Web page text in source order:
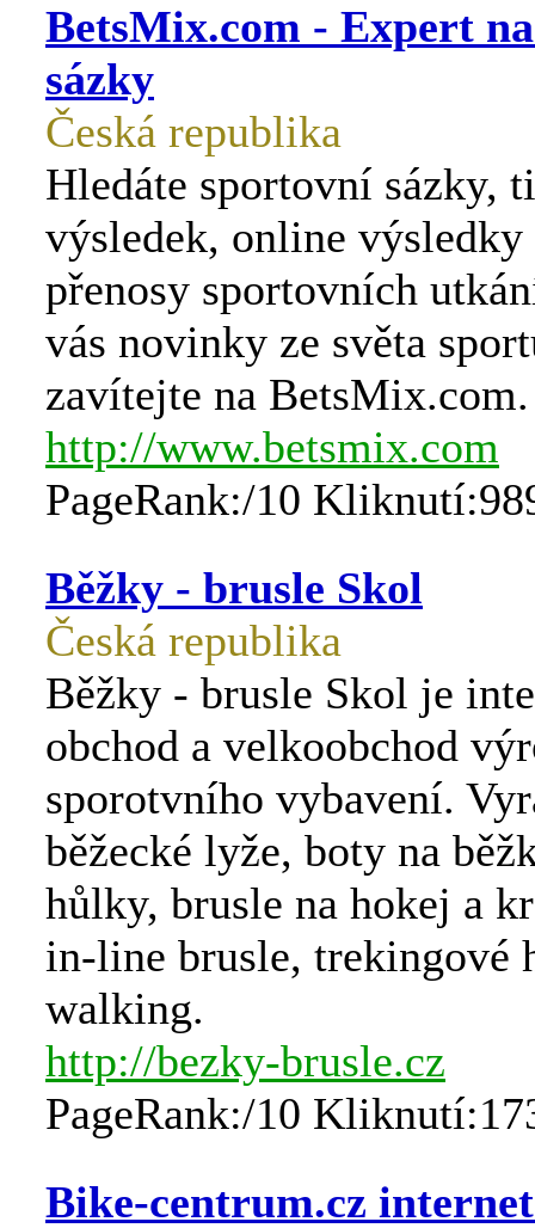
BetsMix.com - Expert
sázky
Česká republika
Hledáte sportovní sázky,
výsledek, online výsledky
přenosy sportovních
vás novinky ze světa
zavítejte na BetsMix.com.
http://www.betsmix.com
PageRank:/10
Běžky - brusle Skol
Česká republika
Běžky - brusle Skol je
obchod a velkoobchod
sporotvního vybavení.
běžecké lyže, boty na
hůlky, brusle na hokej a
in-line brusle, trekingové
walking.
http://bezky-brusle.cz
PageRank:/10
Bike-centrum.cz